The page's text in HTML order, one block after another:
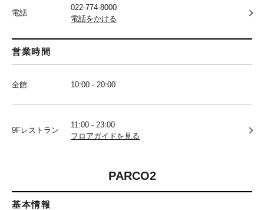
電話
022-774-8000
電話をかける
営業時間
全館 10:00 - 20:00
9Fレストラン
11:00 - 23:00
フロアガイドを見る
PARCO2
基本情報